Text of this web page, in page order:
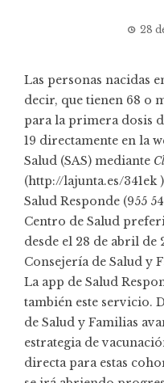
28
Las personas nacidas
decir, que tienen 68 o
para la primera dosis
19 directamente en la
Salud (SAS) mediante
(http://lajunta.es/341ek
Salud Responde (955
Centro de Salud
desde el 28 de abril
Consejería de Salud y
La app de Salud
también este servicio.
de Salud y Familias
estrategia de
directa para estas